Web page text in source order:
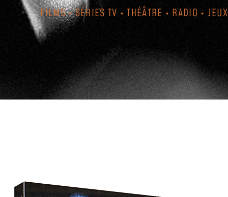
FILMS • SÉRIES TV • THÉÂTRE • RADIO • JEUX